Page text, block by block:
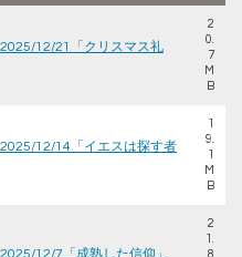
12/21「クリスマス礼
2
0.
7
M
B
12/14「イエスは探す者
1
9.
1
M
B
12/7「成熟した信仰」
2
1.
8